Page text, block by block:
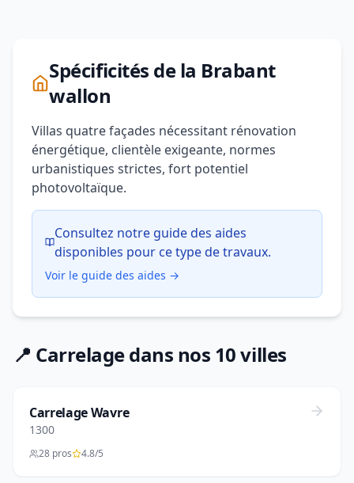
Spécificités de la Brabant
wallon
Villas quatre façades nécessitant rénovation
énergétique, clientèle exigeante, normes
urbanistiques strictes, fort potentiel
photovoltaïque.
Consultez notre guide des aides
disponibles pour ce type de travaux.
Voir le guide des aides →
📍 Carrelage dans nos 10 villes
Carrelage Wavre
1300
28 pros 4.8/5